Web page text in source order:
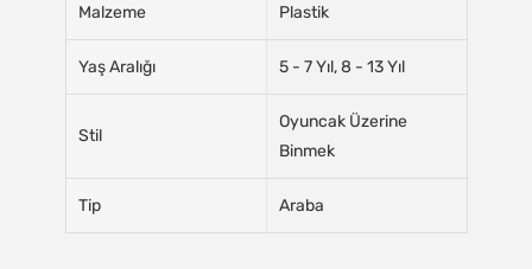
Malzeme Plastik
Yaş Aralığı 5 - 7 Yıl, 8 - 13 Yıl
Stil
Oyuncak Üzerine
Binmek
Tip Araba